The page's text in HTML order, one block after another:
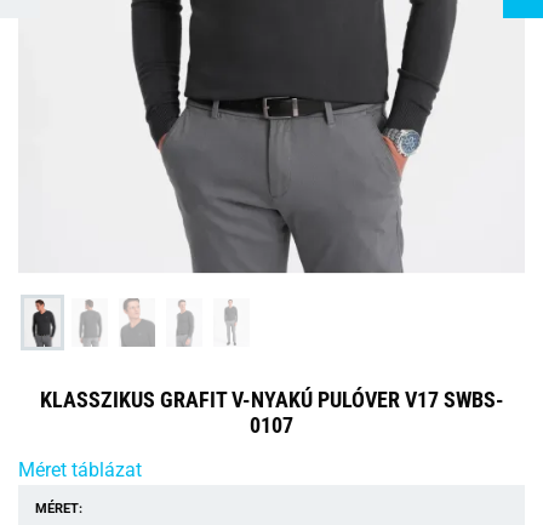
KLASSZIKUS GRAFIT V-NYAKÚ PULÓVER V17 SWBS-
0107
Méret táblázat
MÉRET: